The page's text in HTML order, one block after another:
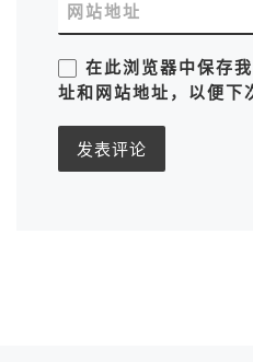
网站地址
在此浏览器中保存
址和网站地址，以便下